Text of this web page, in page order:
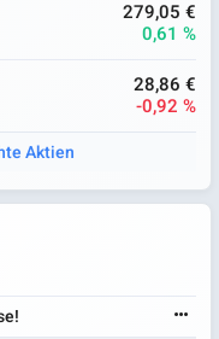
279,05 €
0,61 %
28,86 €
-0,92 %
Aktien